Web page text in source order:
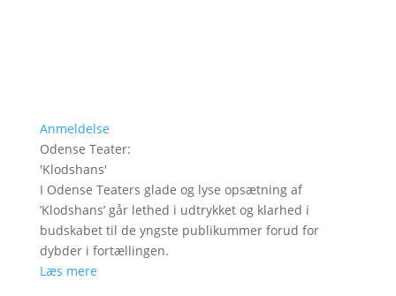
Anmeldelse
Odense Teater:
'Klodshans'
I Odense Teaters glade og lyse opsætning af
’Klodshans’ går lethed i udtrykket og klarhed i
budskabet til de yngste publikummer forud for
dybder i fortællingen.
Læs mere